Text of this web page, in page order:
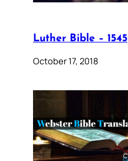
Luther Bible – 1545
October 17, 2018